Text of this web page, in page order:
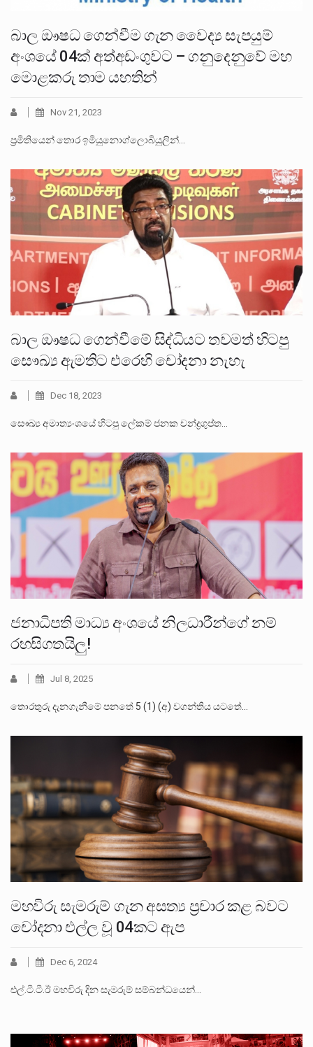
බාල ඖෂධ ගෙන්වීම ගැන වෛද්‍ය සැපයුම්
අංශයේ 04ක් අත්අඩංගුවට – ගනුදෙනුවේ මහ
මොළකරු තාම යහතින්
Nov 21, 2023
ප්‍රමිතියෙන් තොර ඉමියුනොග්ලොබියුලින්…
බාල ඖෂධ ගෙන්වීමේ සිද්ධියට තවමත් හිටපු
සෞඛ්‍ය ඇමතිට එරෙහි චෝදනා නැහැ
Dec 18, 2023
සෞඛ්‍ය අමාත්‍යංශයේ හිටපු ලේකම් ජනක චන්ද්‍රගුප්ත…
ජනාධිපති මාධ්‍ය අංශයේ නිලධාරීන්ගේ නම්
රහසිගතයිලු!
Jul 8, 2025
තොරතුරු දැනගැනීමේ පනතේ 5 (1) (අ) වගන්තිය යටතේ…
මහවිරු සැමරුම් ගැන අසත්‍ය ප්‍රචාර කළ බවට
චෝදනා එල්ල වූ 04කට ඇප
Dec 6, 2024
එල්.ටී.ටී.ඊ මහවිරු දින සැමරුම් සම්බන්ධයෙන්…